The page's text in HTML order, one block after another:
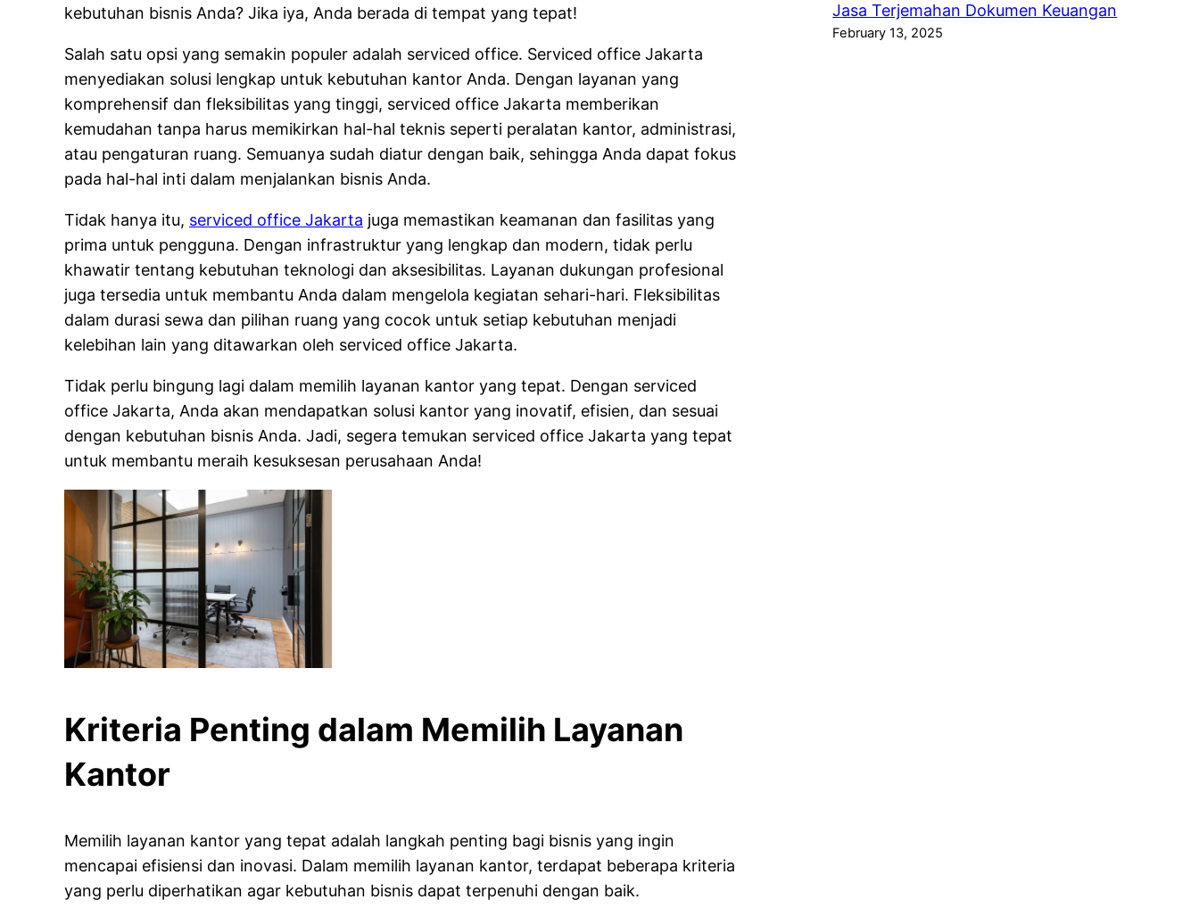
kebutuhan bisnis Anda? Jika iya, Anda berada di tempat yang tepat!
Salah satu opsi yang semakin populer adalah serviced office. Serviced office Jakarta
menyediakan solusi lengkap untuk kebutuhan kantor Anda. Dengan layanan yang
komprehensif dan fleksibilitas yang tinggi, serviced office Jakarta memberikan
kemudahan tanpa harus memikirkan hal-hal teknis seperti peralatan kantor, administrasi,
atau pengaturan ruang. Semuanya sudah diatur dengan baik, sehingga Anda dapat fokus
pada hal-hal inti dalam menjalankan bisnis Anda.
Tidak hanya itu, serviced office Jakarta juga memastikan keamanan dan fasilitas yang
prima untuk pengguna. Dengan infrastruktur yang lengkap dan modern, tidak perlu
khawatir tentang kebutuhan teknologi dan aksesibilitas. Layanan dukungan profesional
juga tersedia untuk membantu Anda dalam mengelola kegiatan sehari-hari. Fleksibilitas
dalam durasi sewa dan pilihan ruang yang cocok untuk setiap kebutuhan menjadi
kelebihan lain yang ditawarkan oleh serviced office Jakarta.
Tidak perlu bingung lagi dalam memilih layanan kantor yang tepat. Dengan serviced
office Jakarta, Anda akan mendapatkan solusi kantor yang inovatif, efisien, dan sesuai
dengan kebutuhan bisnis Anda. Jadi, segera temukan serviced office Jakarta yang tepat
untuk membantu meraih kesuksesan perusahaan Anda!
Kriteria Penting dalam Memilih Layanan
Kantor
Memilih layanan kantor yang tepat adalah langkah penting bagi bisnis yang ingin
mencapai efisiensi dan inovasi. Dalam memilih layanan kantor, terdapat beberapa kriteria
yang perlu diperhatikan agar kebutuhan bisnis dapat terpenuhi dengan baik.
Jasa Terjemahan Dokumen Keuangan
February 13, 2025